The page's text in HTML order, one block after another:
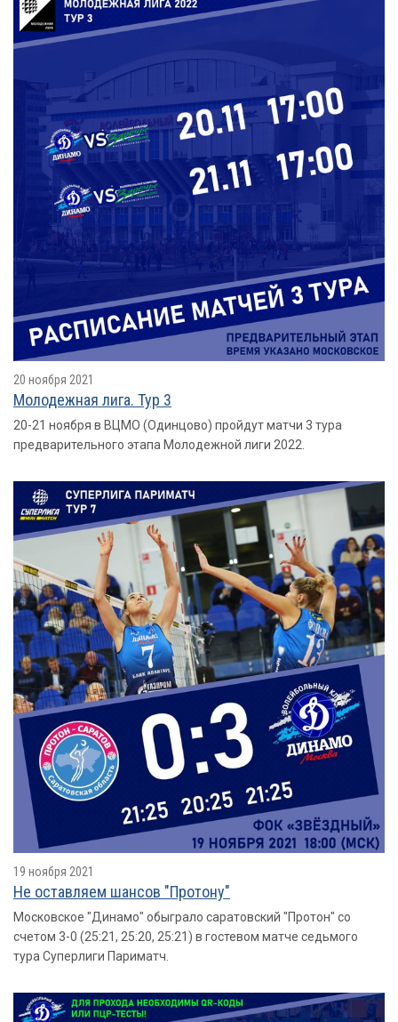
20 ноября 2021
Молодежная лига. Тур 3
20-21 ноября в ВЦМО (Одинцово) пройдут матчи 3 тура
предварительного этапа Молодежной лиги 2022.
19 ноября 2021
Не оставляем шансов "Протону"
Московское "Динамо" обыграло саратовский "Протон" со
счетом 3-0 (25:21, 25:20, 25:21) в гостевом матче седьмого
тура Суперлиги Париматч.